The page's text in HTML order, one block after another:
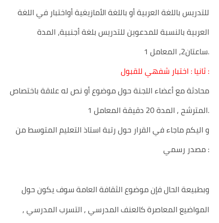
للتدريس باللغة العربية أو باللغة الأمازيغية أواختبار في اللغة
العربية بالنسبة للمدعوين للتدريس بلغة أجنبية، المدة
ساعتان2، المعامل 1.
ثانيا : اختبار شفهي للقبول :
محادثة مع أعضاء اللجنة حول موضوع أو نص له علاقة باختصاص
المترشح , المدة 20 دقيقة المعامل 1.
و اليكم ماجاء في القرار حول رتبة استاذ التعليم المتوسط من
مصدر رسمي :
وبطبيعة الحال فإن موضوع الثقافة العامة سوف يكون حول
المواضيع المعاصرة كالعنف المدرسي , التسرب المدرسي ,